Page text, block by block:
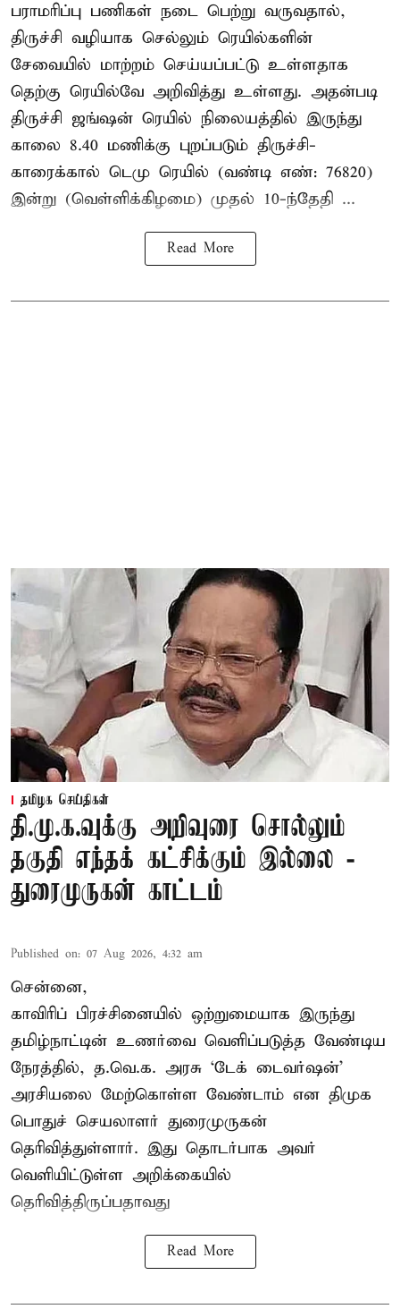
பராமரிப்பு பணிகள் நடை பெற்று வருவதால்,
திருச்சி வழியாக செல்லும் ரெயில்களின்
சேவையில் மாற்றம் செய்யப்பட்டு உள்ளதாக
தெற்கு ரெயில்வே அறிவித்து உள்ளது. அதன்படி
திருச்சி ஜங்ஷன் ரெயில் நிலையத்தில் இருந்து
காலை 8.40 மணிக்கு புறப்படும் திருச்சி-
காரைக்கால் டெமு ரெயில் (வண்டி எண்: 76820)
இன்று (வெள்ளிக்கிழமை) முதல் 10-ந்தேதி ...
Read More
தமிழக செய்திகள்
தி.மு.க.வுக்கு அறிவுரை சொல்லும்
தகுதி எந்தக் கட்சிக்கும் இல்லை -
துரைமுருகன் காட்டம்
Published on: 07 Aug 2026, 4:32 am
சென்னை,
காவிரிப் பிரச்சினையில் ஒற்றுமையாக இருந்து
தமிழ்நாட்டின் உணர்வை வெளிப்படுத்த வேண்டிய
நேரத்தில், த.வெ.க. அரசு ‘டேக் டைவர்ஷன்’
அரசியலை மேற்கொள்ள வேண்டாம் என திமுக
பொதுச் செயலாளர் துரைமுருகன்
தெரிவித்துள்ளார். இது தொடர்பாக அவர்
வெளியிட்டுள்ள அறிக்கையில்
தெரிவித்திருப்பதாவது
Read More